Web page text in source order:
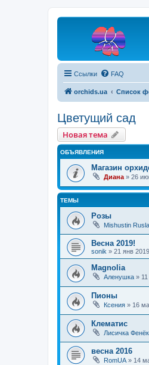
Ссылки FAQ
orchids.ua Список
Цветущий сад
Новая тема
ОБЪЯВЛЕНИЯ
Магазин
Диана » 26
ТЕМЫ
Розы
Mishustin
Весна 2019!
sonik » 21 янв
Magnolia
Аленушка »
Пионы
Ксения » 16
Клематис
Лисичка Фенёк
весна 2016
RomUA » 14